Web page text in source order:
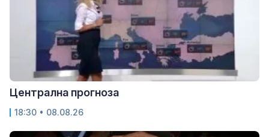
Централна прогноза
18:30 • 08.08.26